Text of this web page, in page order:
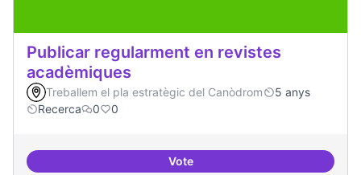
Publicar regularment en revistes
acadèmiques
Treballem el pla estratègic del Canòdrom
5 anys
Recerca
0 0
VotePublicar regularment en